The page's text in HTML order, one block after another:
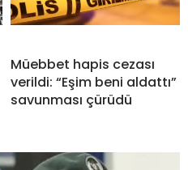
Müebbet hapis cezası
verildi: “Eşim beni aldattı”
savunması çürüdü